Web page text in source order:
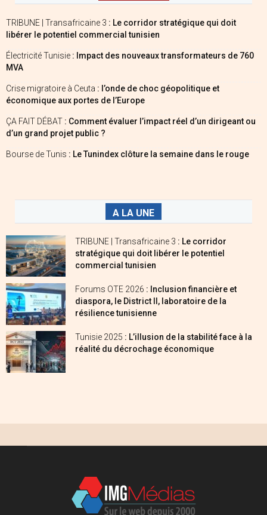
TRIBUNE | Transafricaine 3 : Le corridor stratégique qui doit
libérer le potentiel commercial tunisien
Électricité Tunisie : Impact des nouveaux transformateurs de 760
MVA
Crise migratoire à Ceuta : l’onde de choc géopolitique et
économique aux portes de l’Europe
ÇA FAIT DÉBAT : Comment évaluer l’impact réel d’un dirigeant ou
d’un grand projet public ?
Bourse de Tunis : Le Tunindex clôture la semaine dans le rouge
A LA UNE
TRIBUNE | Transafricaine 3 : Le corridor
stratégique qui doit libérer le potentiel
commercial tunisien
Forums OTE 2026 : Inclusion financière et
diaspora, le District II, laboratoire de la
résilience tunisienne
Tunisie 2025 : L’illusion de la stabilité face à la
réalité du décrochage économique